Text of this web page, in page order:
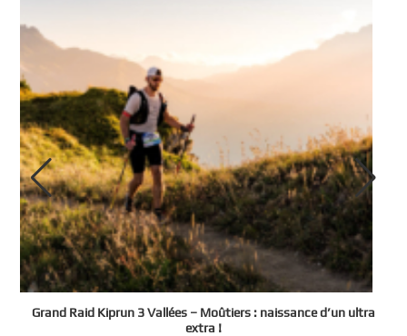
Grand Raid Kiprun 3 Vallées – Moûtiers : naissance d’un ultra
extra !